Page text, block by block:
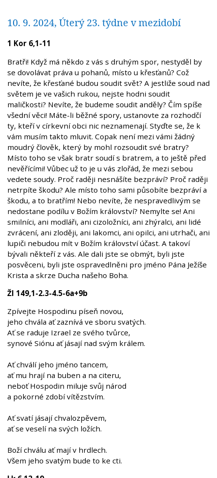
10. 9. 2024, Úterý 23. týdne v mezidobí
1 Kor 6,1-11
Bratři! Když má někdo z vás s druhým spor, nestyděl by
se dovolávat práva u pohanů, místo u křesťanů? Což
nevíte, že křesťané budou soudit svět? A jestliže soud nad
světem je ve vašich rukou, nejste hodni soudit
maličkosti? Nevíte, že budeme soudit anděly? Čím spíše
všední věci! Máte-li běžné spory, ustanovte za rozhodčí
ty, kteří v církevní obci nic neznamenají. Styďte se, že k
vám musím takto mluvit. Copak není mezi vámi žádný
moudrý člověk, který by mohl rozsoudit své bratry?
Místo toho se však bratr soudí s bratrem, a to ještě před
nevěřícími! Vůbec už to je u vás zlořád, že mezi sebou
vedete soudy. Proč raději nesnášíte bezpráví? Proč raději
netrpíte škodu? Ale místo toho sami působíte bezpráví a
škodu, a to bratřím! Nebo nevíte, že nespravedlivým se
nedostane podílu v Božím království? Nemylte se! Ani
smilníci, ani modláři, ani cizoložníci, ani zhýralci, ani lidé
zvrácení, ani zloději, ani lakomci, ani opilci, ani utrhači, ani
lupiči nebudou mít v Božím království účast. A takoví
bývali někteří z vás. Ale dali jste se obmýt, byli jste
posvěceni, byli jste ospravedlněni pro jméno Pána Ježíše
Krista a skrze Ducha našeho Boha.
Žl 149,1-2.3-4.5-6a+9b
Zpívejte Hospodinu píseň novou,
jeho chvála ať zaznívá ve sboru svatých.
Ať se raduje Izrael ze svého tvůrce,
synové Siónu ať jásají nad svým králem.
Ať chválí jeho jméno tancem,
ať mu hrají na buben a na citeru,
neboť Hospodin miluje svůj národ
a pokorné zdobí vítězstvím.
Ať svatí jásají chvalozpěvem,
ať se veselí na svých ložích.
Boží chválu ať mají v hrdlech.
Všem jeho svatým bude to ke cti.